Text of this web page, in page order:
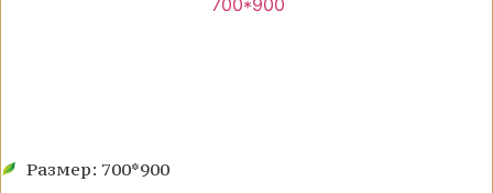
Размер: 700*900